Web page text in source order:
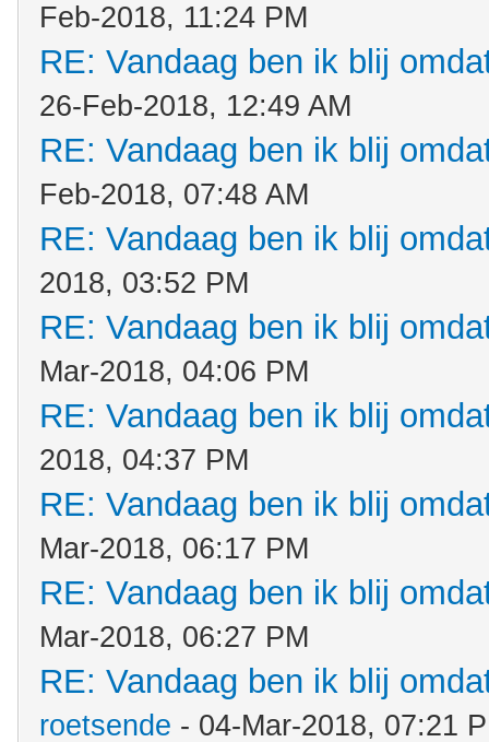
Feb-2018, 11:24 PM
RE: Vandaag ben ik blij
26-Feb-2018, 12:49 AM
RE: Vandaag ben ik blij
Feb-2018, 07:48 AM
RE: Vandaag ben ik blij
2018, 03:52 PM
RE: Vandaag ben ik blij
Mar-2018, 04:06 PM
RE: Vandaag ben ik blij
2018, 04:37 PM
RE: Vandaag ben ik blij
Mar-2018, 06:17 PM
RE: Vandaag ben ik blij
Mar-2018, 06:27 PM
RE: Vandaag ben ik blij
roetsende - 04-Mar-2018, 07:21